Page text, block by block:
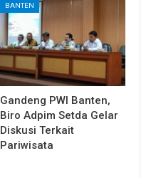
BANTEN
Gandeng PWI Banten,
Biro Adpim Setda Gelar
Diskusi Terkait
Pariwisata